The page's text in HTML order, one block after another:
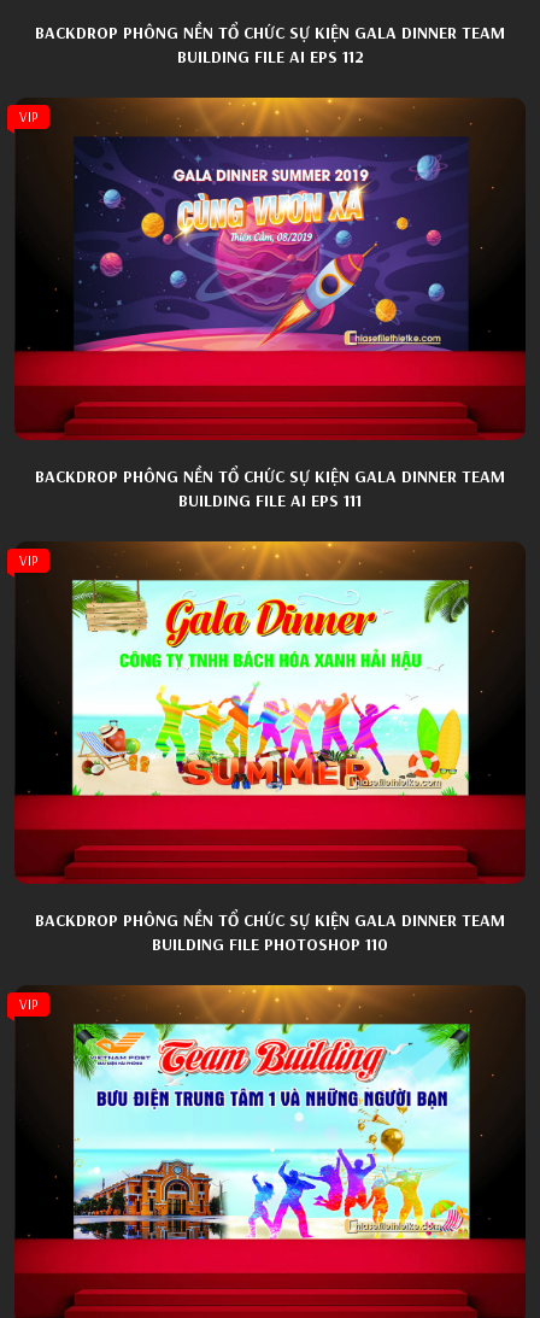
BACKDROP PHÔNG NỀN TỔ CHỨC SỰ KIỆN GALA DINNER TEAM
BUILDING FILE AI EPS 112
VIP
BACKDROP PHÔNG NỀN TỔ CHỨC SỰ KIỆN GALA DINNER TEAM
BUILDING FILE AI EPS 111
VIP
BACKDROP PHÔNG NỀN TỔ CHỨC SỰ KIỆN GALA DINNER TEAM
BUILDING FILE PHOTOSHOP 110
VIP